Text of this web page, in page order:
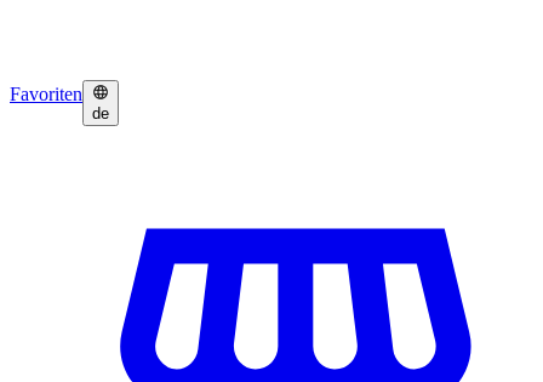
Favoriten
de